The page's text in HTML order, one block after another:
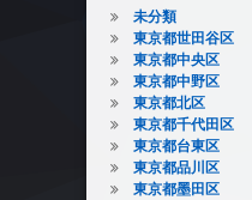
未分類
東京都世田谷区
東京都中央区
東京都中野区
東京都北区
東京都千代田区
東京都台東区
東京都品川区
東京都墨田区